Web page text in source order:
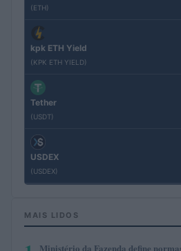
(ETH)
kpk ETH Yield
(KPK ETH YIELD)
Tether
(USDT)
USDEX
(USDEX)
MAIS LIDOS
Ministério da Fazenda define